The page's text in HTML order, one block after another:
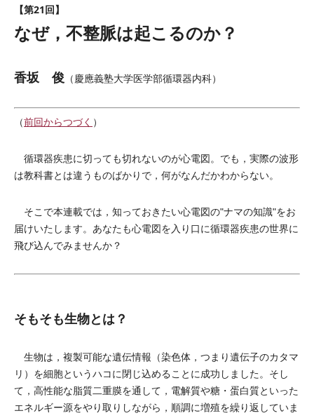
【第21回】
なぜ，不整脈は起こるのか？
香坂 俊 （慶應義塾大学医学部循環器内科）
（前回からつづく ）
循環器疾患に切っても切れないのが心電図。でも，実際の波形
は教科書とは違うものばかりで，何がなんだかわからない。
そこで本連載では，知っておきたい心電図の"ナマの知識"をお
届けいたします。あなたも心電図を入り口に循環器疾患の世界に
飛び込んでみませんか？
そもそも生物とは？
生物は，複製可能な遺伝情報（染色体，つまり遺伝子のカタマ
リ）を細胞というハコに閉じ込めることに成功しました。そし
て，高性能な脂質二重膜を通して，電解質や糖・蛋白質といった
エネルギー源をやり取りしながら，順調に増殖を繰り返していま